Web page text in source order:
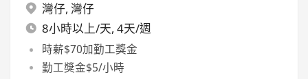
灣仔, 灣仔
8小時以上/天, 4天/週
時薪$70加勤工獎金
勤工獎金$5/小時